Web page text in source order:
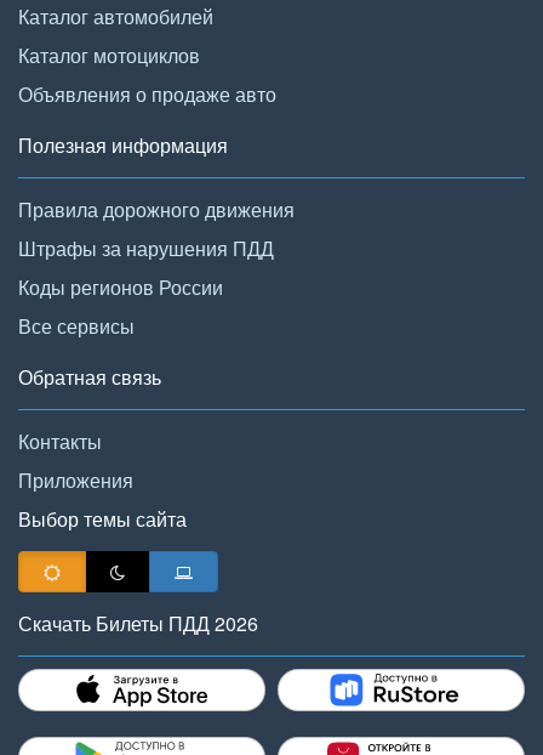
Каталог автомобилей
Каталог мотоциклов
Объявления о продаже авто
Полезная информация
Правила дорожного движения
Штрафы за нарушения ПДД
Коды регионов России
Все сервисы
Обратная связь
Контакты
Приложения
Выбор темы сайта
Скачать Билеты ПДД 2026